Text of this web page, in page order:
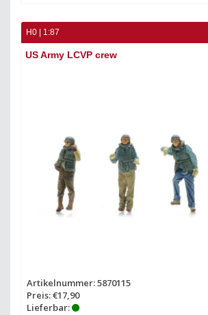
H0 | 1:87
US Army LCVP crew
Artikelnummer: 5870115
Preis: €17,90
Lieferbar: